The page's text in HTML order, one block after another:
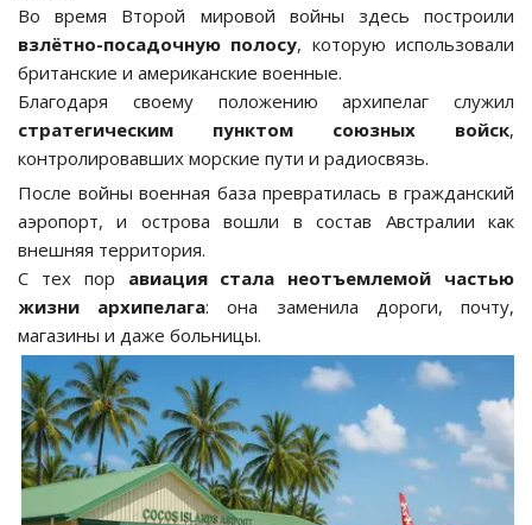
Во время Второй мировой войны здесь построили
взлётно-посадочную полосу, которую использовали
британские и американские военные.
Благодаря своему положению архипелаг служил
стратегическим пунктом союзных войск,
контролировавших морские пути и радиосвязь.
После войны военная база превратилась в гражданский
аэропорт, и острова вошли в состав Австралии как
внешняя территория.
С тех пор авиация стала неотъемлемой частью
жизни архипелага: она заменила дороги, почту,
магазины и даже больницы.